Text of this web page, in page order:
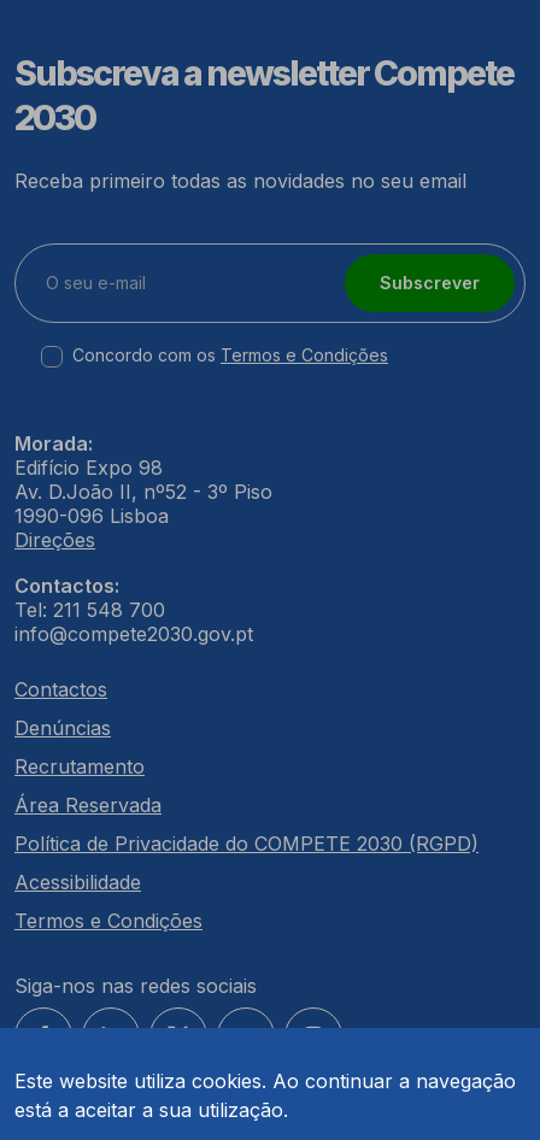
Este website utiliza cookies. Ao continuar a navegação
está a aceitar a sua utilização.
Subscreva a newsletter Compete
2030
Receba primeiro todas as novidades no seu email
Subscrever
Concordo com os Termos e Condições
Morada:
Edifício Expo 98
Av. D.João II, nº52 - 3º Piso
1990-096 Lisboa
Direções
Contactos:
Tel: 211 548 700
info@compete2030.gov.pt
Contactos
Denúncias
Recrutamento
Área Reservada
Política de Privacidade do COMPETE 2030 (RGPD)
Acessibilidade
Termos e Condições
Siga-nos nas redes sociais